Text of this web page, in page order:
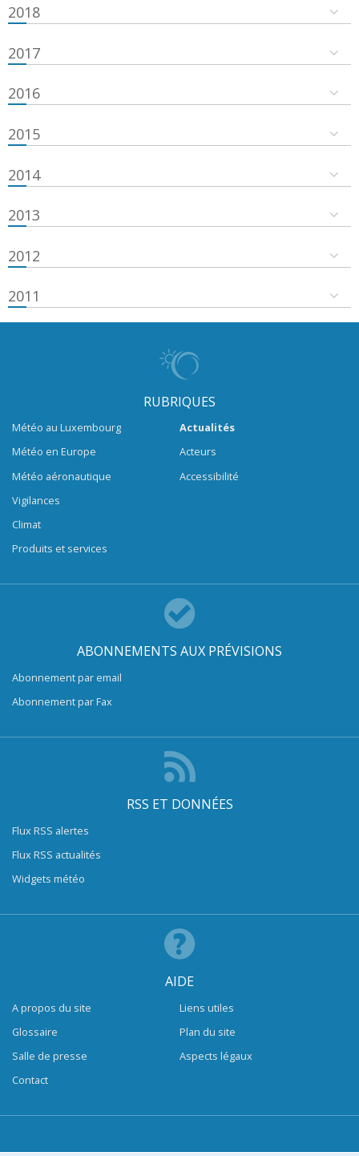
2018
2017
2016
2015
2014
2013
2012
2011
RUBRIQUES
Météo au Luxembourg
Météo en Europe
Météo aéronautique
Vigilances
Climat
Produits et services
Actualités
Acteurs
Accessibilité
ABONNEMENTS AUX PRÉVISIONS
Abonnement par email
Abonnement par Fax
RSS ET DONNÉES
Flux RSS alertes
Flux RSS actualités
Widgets météo
AIDE
A propos du site
Glossaire
Salle de presse
Contact
Liens utiles
Plan du site
Aspects légaux